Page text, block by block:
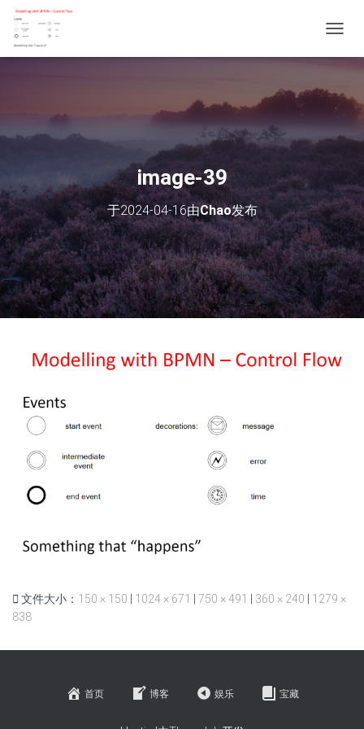
换
image-39
于2024-04-16由Chao发布
文件大小： 150 × 150 1024 × 671 750 × 491 360 × 240
1279 ×
838
首页 博客 娱乐 宝藏